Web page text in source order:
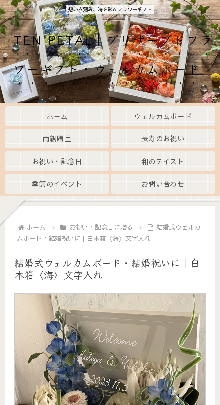
想いを刻み、時を彩るフラワーギフト
TEN PETAL｜プリザーブドフラ
ワーギフト・ウェルカムボード
ホーム ウェルカムボード
両親贈呈 長寿のお祝い
お祝い・記念日 和のテイスト
季節のイベント お問い合わせ
ホーム お祝い・記念日に贈る
結婚式ウェルカ
ムボード・結婚祝いに｜白木箱〈海〉文字入れ
結婚式ウェルカムボード・結婚祝いに｜白
木箱〈海〉文字入れ